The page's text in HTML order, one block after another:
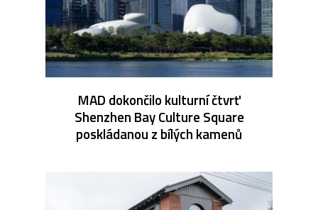
MAD dokončilo kulturní čtvrť
Shenzhen Bay Culture Square
poskládanou z bílých kamenů